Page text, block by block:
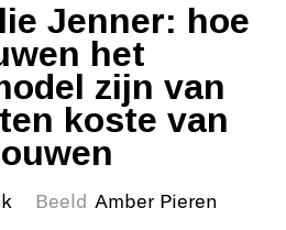
Jenner: hoe
het
zijn van
koste van
Beeld Amber Pieren